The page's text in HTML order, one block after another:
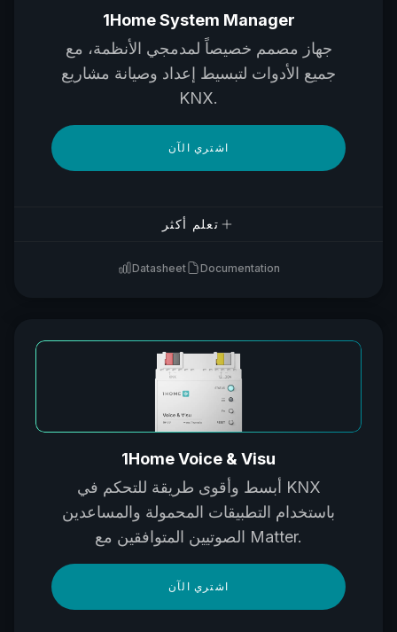
1Home System Manager
جهاز مصمم خصيصاً لمدمجي الأنظمة، مع
جميع الأدوات لتبسيط إعداد وصيانة مشاريع
KNX.
اشتري الآن
تعلم أكثر
Datasheet Documentation
1Home Voice & Visu
أبسط وأقوى طريقة للتحكم في KNX
باستخدام التطبيقات المحمولة والمساعدين
الصوتيين المتوافقين مع Matter.
اشتري الآن